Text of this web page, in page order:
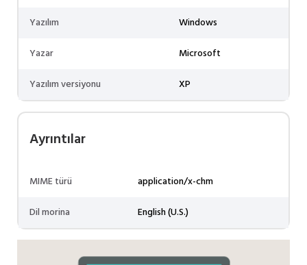
Yazılım
Windows
Yazar
Microsoft
Yazılım versiyonu
XP
Ayrıntılar
MIME türü
application/x-chm
Dil morina
English (U.S.)